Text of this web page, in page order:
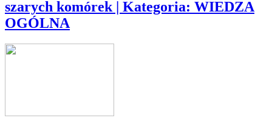
szarych komórek | Kategoria: WIEDZA
OGÓLNA